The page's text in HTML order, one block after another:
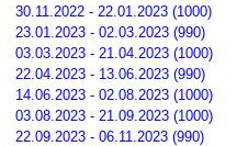
30.11.2022 - 22.01.2023 (1000)
23.01.2023 - 02.03.2023 (990)
03.03.2023 - 21.04.2023 (1000)
22.04.2023 - 13.06.2023 (990)
14.06.2023 - 02.08.2023 (1000)
03.08.2023 - 21.09.2023 (1000)
22.09.2023 - 06.11.2023 (990)